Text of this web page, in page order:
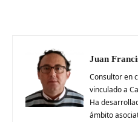
Juan
Consultor en
vinculado a
Ha
ámbito